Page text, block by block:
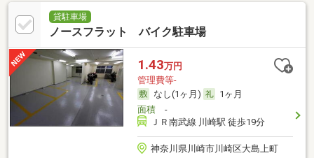
貸駐車場
ノースフラット バイク駐車場
1.43万円
管理費等-
なし(1ヶ月)
1ヶ月
面積-
ＪＲ南武線 川崎駅 徒歩19分
神奈川県川崎市川崎区大島上町